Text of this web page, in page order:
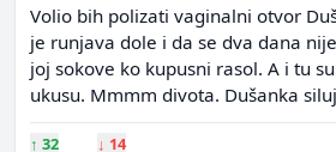
Volio bih polizati vaginalni otvor
je runjava dole i da se dva dana
joj sokove ko kupusni rasol. A i tu
ukusu. Mmmm divota. Dušanka
↑ 32 ↓ 14